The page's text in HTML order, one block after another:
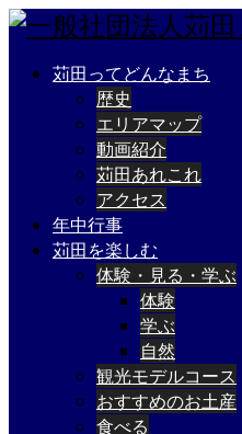
苅田ってどんなまち
歴史
エリアマップ
動画紹介
苅田あれこれ
アクセス
年中行事
苅田を楽しむ
体験・見る・学ぶ
体験
学ぶ
自然
観光モデルコース
おすすめのお土産
食べる